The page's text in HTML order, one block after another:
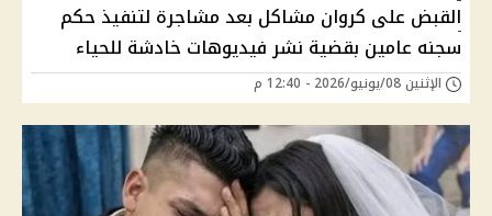
القبض على كروان مشاكل بعد مشاجرة لتنفيذ حكم
سجنه عامين بقضية نشر فيديوهات خادشة للحياء
الإثنين 08/يونيو/2026 - 12:40 م